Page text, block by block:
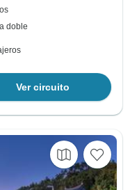
doble
Ver circuito